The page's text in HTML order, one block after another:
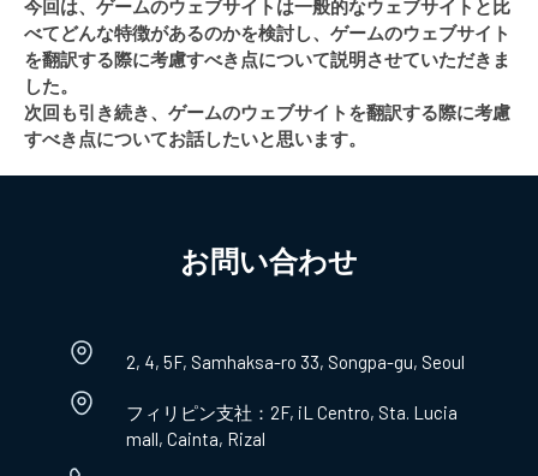
今回は、ゲームのウェブサイトは一般的なウェブサイトと比
べてどんな特徴があるのかを検討し、ゲームのウェブサイト
を翻訳する際に考慮すべき点について説明させていただきま
した。
次回も引き続き、ゲームのウェブサイトを翻訳する際に考慮
すべき点についてお話したいと思います。
お問い合わせ​
2, 4, 5F, Samhaksa-ro 33, Songpa-gu, Seoul
フィリピン支社：2F, iL Centro, Sta. Lucia
mall, Cainta, Rizal